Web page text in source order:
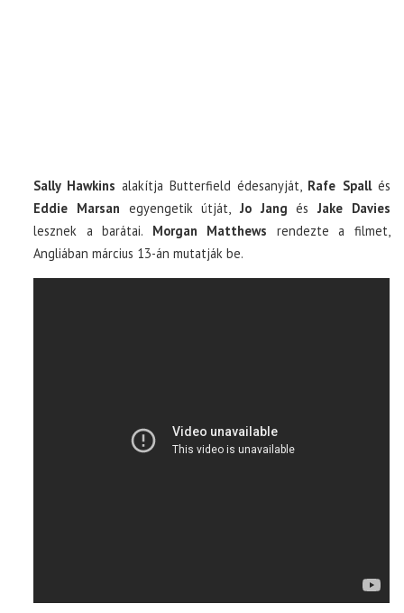
Sally Hawkins alakítja Butterfield édesanyját, Rafe Spallés
Eddie Marsan egyengetik útját, Jo Jang és Jake Davies
lesznek a barátai. Morgan Matthews rendezte a filmet,
Angliában március 13-án mutatják be.